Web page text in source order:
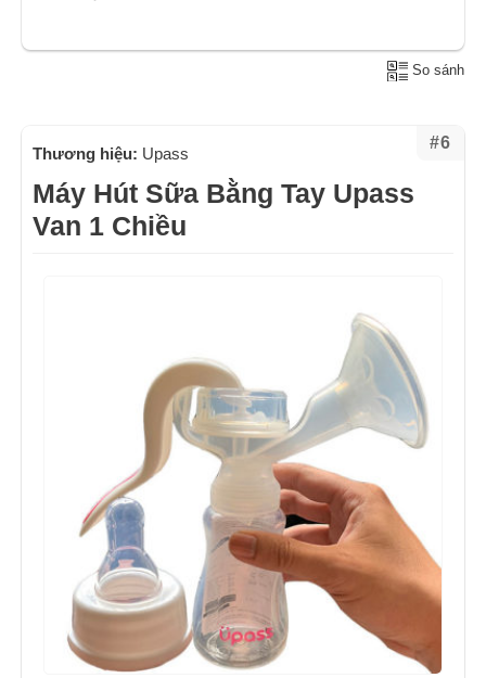
So sánh
#6
Thương hiệu: Upass
Máy Hút Sữa Bằng Tay Upass
Van 1 Chiều